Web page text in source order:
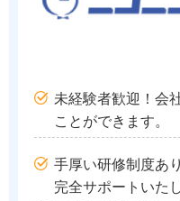
未経験者歓迎！会
ことができます。
手厚い研修制度あ
完全サポートいた